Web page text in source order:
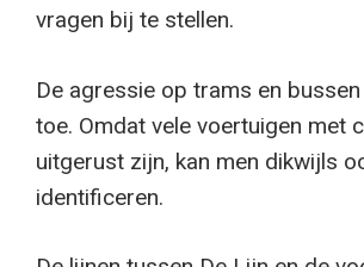
vragen bij te stellen.
De agressie op trams en
toe. Omdat vele voertuigen met
uitgerust zijn, kan men dikwijls
identificeren.